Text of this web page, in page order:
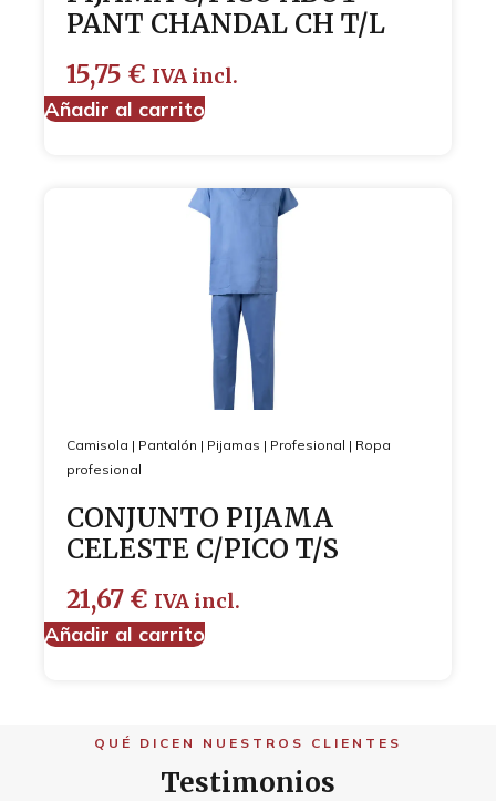
PANT CHANDAL CH T/L
15,75 € IVA incl.
Añadir al carrito
Camisola | Pantalón | Pijamas | Profesional | Ropa
profesional
CONJUNTO PIJAMA
CELESTE C/PICO T/S
21,67 € IVA incl.
Añadir al carrito
QUÉ DICEN NUESTROS CLIENTES
Testimonios